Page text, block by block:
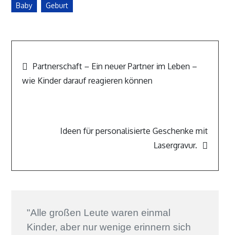
Baby Geburt
Partnerschaft – Ein neuer Partner im Leben –
wie Kinder darauf reagieren können
Ideen für personalisierte Geschenke mit
Lasergravur.
"Alle großen Leute waren einmal
Kinder, aber nur wenige erinnern sich